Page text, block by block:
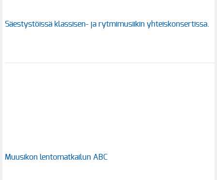
Säestystöissä klassisen- ja rytmimusiikin yhteiskonsertissa.
Muusikon lentomatkailun ABC